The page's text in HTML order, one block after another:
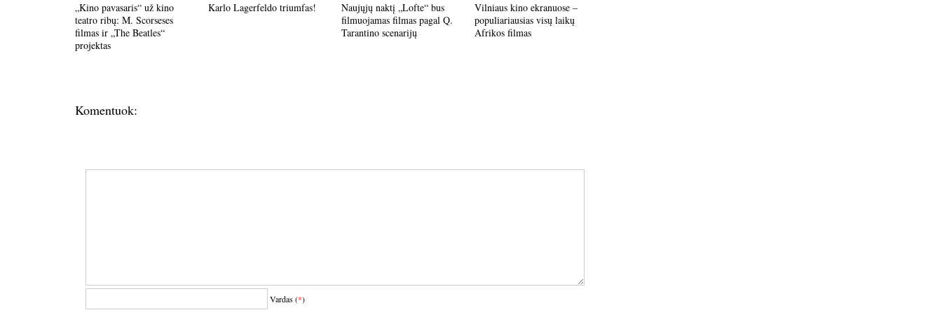
„Kino pavasaris“ už kino
teatro ribų: M. Scorseses
filmas ir „The Beatles“
projektas
Karlo Lagerfeldo triumfas!
Naujųjų naktį „Lofte“ bus
filmuojamas filmas pagal Q.
Tarantino scenarijų
Vilniaus kino ekranuose –
populiariausias visų laikų
Afrikos filmas
Komentuok:
Vardas (*)